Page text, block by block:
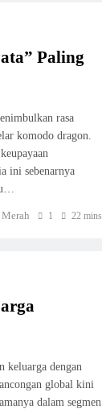
Paling
rasa
komodo dragon.
ini sebenarnya
1 22 mins
keluarga dengan
global kini
dalam segmen